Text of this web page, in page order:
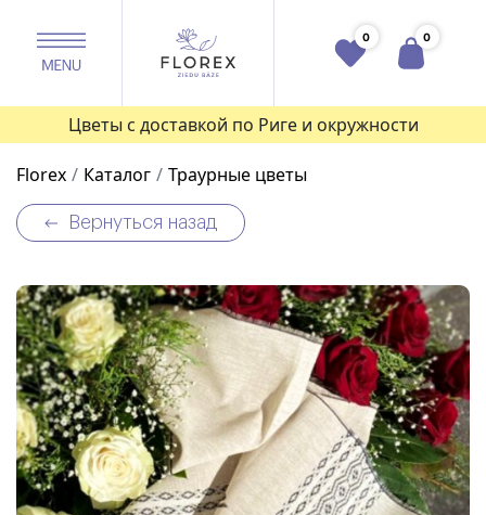
0 0
Цветы с доставкой по Риге и окружности
Florex Каталог Траурные цветы
Вернуться назад